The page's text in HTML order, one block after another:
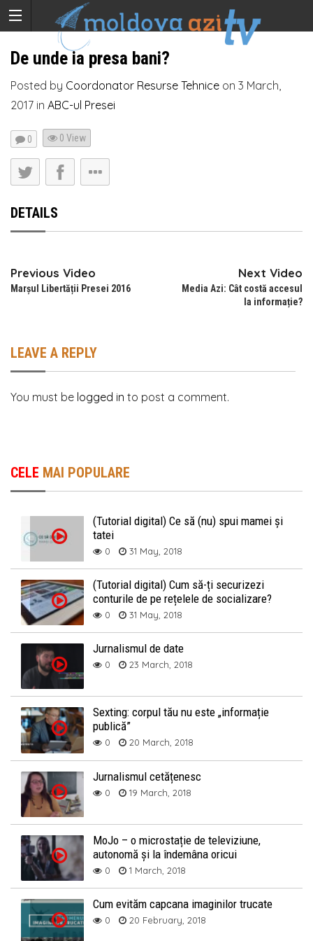
De unde ia presa bani?
Posted by Coordonator Resurse Tehnice on 3 March,
2017 in ABC-ul Presei
0 0 View
DETAILS
Previous Video
Marșul Libertății Presei 2016
Next Video
Media Azi: Cât costă accesul
la informație?
LEAVE A REPLY
You must be logged in to post a comment.
CELE MAI POPULARE
(Tutorial digital) Ce să (nu) spui mamei și
tatei
0 31 May, 2018
(Tutorial digital) Cum să-ți securizezi
conturile de pe rețelele de socializare?
0 31 May, 2018
Jurnalismul de date
0 23 March, 2018
Sexting: corpul tău nu este „informație
publică”
0 20 March, 2018
Jurnalismul cetățenesc
0 19 March, 2018
MoJo – o microstație de televiziune,
autonomă și la îndemâna oricui
0 1 March, 2018
Cum evităm capcana imaginilor trucate
0 20 February, 2018